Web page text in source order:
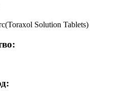
Solution Tablets)